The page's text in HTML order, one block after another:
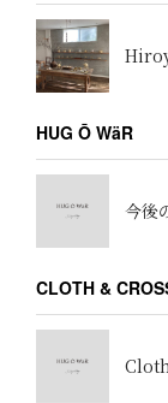
HUG Ō WäR
今後
CLOTH &